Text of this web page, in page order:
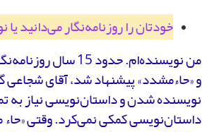
خودتان را روزنامه‌نگار می‌دانید یا
من نویسنده‌ام.
و «حاءمشدد» پیشنهاد شد، آقای شجاعی
نویسنده شدن و داستان‌نویسی نیاز به
داستان‌نویسی کمکی نمی‌کرد. وقتی